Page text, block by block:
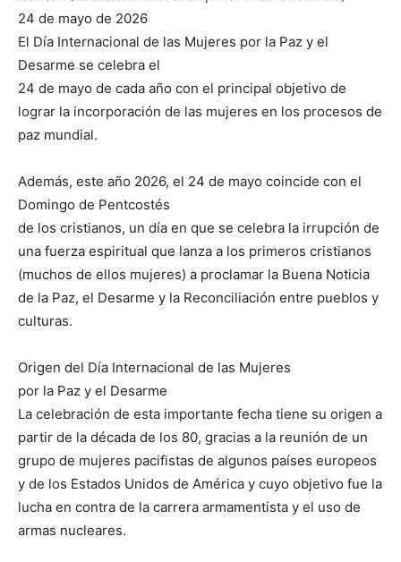
24 de mayo de 2026
El Día Internacional de las Mujeres por la Paz y el
Desarme se celebra el
24 de mayo de cada año con el principal objetivo de
lograr la incorporación de las mujeres en los procesos de
paz mundial.
Además, este año 2026, el 24 de mayo coincide con el
Domingo de Pentcostés
de los cristianos, un día en que se celebra la irrupción de
una fuerza espiritual que lanza a los primeros cristianos
(muchos de ellos mujeres) a proclamar la Buena Noticia
de la Paz, el Desarme y la Reconciliación entre pueblos y
culturas.
Origen del Día Internacional de las Mujeres
por la Paz y el Desarme
La celebración de esta importante fecha tiene su origen a
partir de la década de los 80, gracias a la reunión de un
grupo de mujeres pacifistas de algunos países europeos
y de los Estados Unidos de América y cuyo objetivo fue la
lucha en contra de la carrera armamentista y el uso de
armas nucleares.